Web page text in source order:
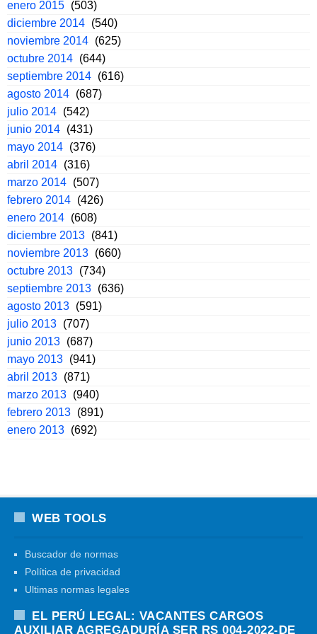
enero 2015 (503)
diciembre 2014 (540)
noviembre 2014 (625)
octubre 2014 (644)
septiembre 2014 (616)
agosto 2014 (687)
julio 2014 (542)
junio 2014 (431)
mayo 2014 (376)
abril 2014 (316)
marzo 2014 (507)
febrero 2014 (426)
enero 2014 (608)
diciembre 2013 (841)
noviembre 2013 (660)
octubre 2013 (734)
septiembre 2013 (636)
agosto 2013 (591)
julio 2013 (707)
junio 2013 (687)
mayo 2013 (941)
abril 2013 (871)
marzo 2013 (940)
febrero 2013 (891)
enero 2013 (692)
WEB TOOLS
Buscador de normas
Política de privacidad
Ultimas normas legales
EL PERÚ LEGAL: VACANTES CARGOS
AUXILIAR AGREGADURÍA SER RS 004-2022-DE